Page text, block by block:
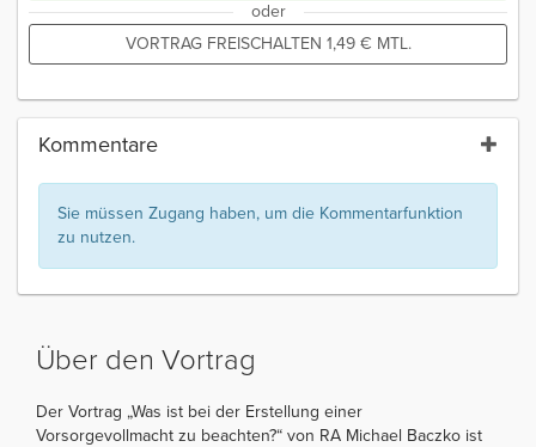
oder
VORTRAG FREISCHALTEN 1,49 € MTL.
Kommentare
Sie müssen Zugang haben, um die Kommentarfunktion
zu nutzen.
Über den Vortrag
Der Vortrag „Was ist bei der Erstellung einer
Vorsorgevollmacht zu beachten?“ von RA Michael Baczko ist